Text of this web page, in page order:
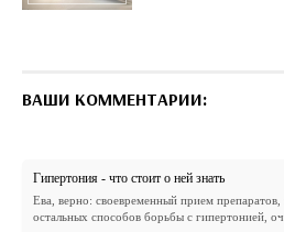
ВАШИ КОММЕНТАРИИ:
Гипертония - что стоит о ней знать
Ева, верно: своевременный прием препаратов,
остальных способов борьбы с гипертонией,